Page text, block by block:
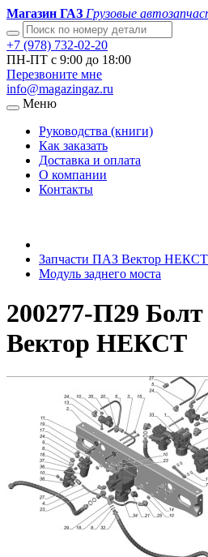
Магазин ГАЗ Грузовые
+7 (978) 732-02-20
ПН-ПТ с 9:00 до 18:00
Перезвоните мне
info@magazingaz.ru
Меню
Руководства (книги)
Как заказать
Доставка и оплата
О компании
Контакты
Запчасти ПАЗ Вектор
Модуль заднего моста
200277-П29
Вектор НЕКСТ